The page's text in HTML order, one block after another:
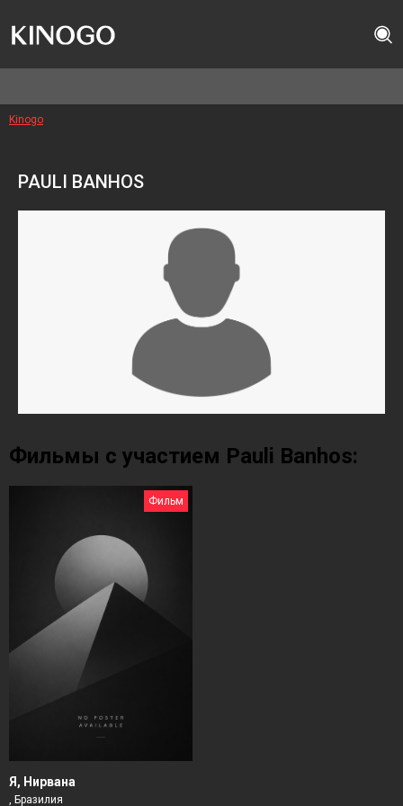
Kinogo
PAULI BANHOS
Фильмы с участием Pauli Banhos:
Фильм
Я, Нирвана
, Бразилия